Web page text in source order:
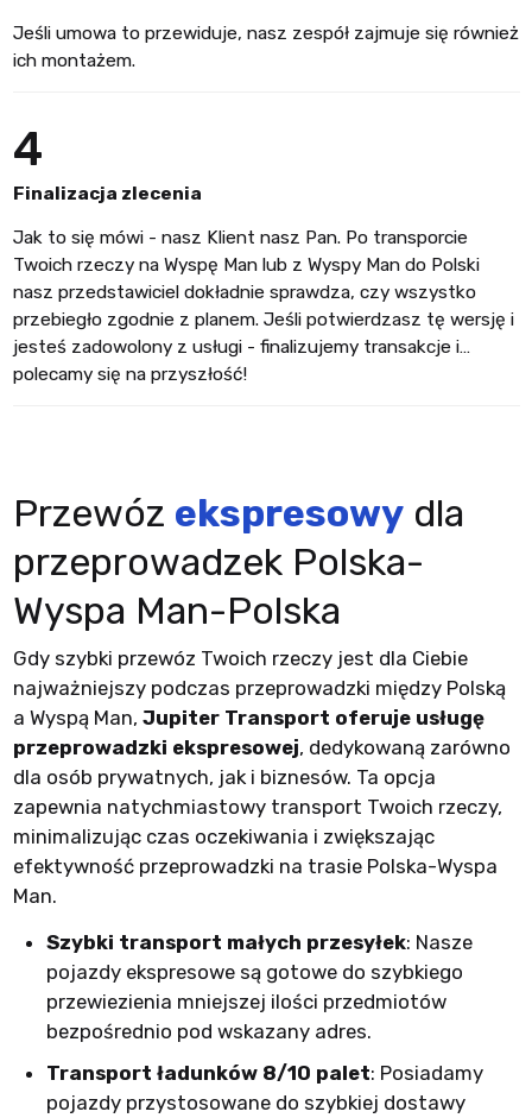
Jeśli umowa to przewiduje, nasz zespół zajmuje się również
ich montażem.
4
Finalizacja zlecenia
Jak to się mówi - nasz Klient nasz Pan. Po transporcie
Twoich rzeczy na Wyspę Man lub z Wyspy Man do Polski
nasz przedstawiciel dokładnie sprawdza, czy wszystko
przebiegło zgodnie z planem. Jeśli potwierdzasz tę wersję i
jesteś zadowolony z usługi - finalizujemy transakcje i…
polecamy się na przyszłość!
Przewóz ekspresowydla
przeprowadzek Polska-
Wyspa Man-Polska
Gdy szybki przewóz Twoich rzeczy jest dla Ciebie
najważniejszy podczas przeprowadzki między Polską
a Wyspą Man, Jupiter Transport oferuje usługę
przeprowadzki ekspresowej, dedykowaną zarówno
dla osób prywatnych, jak i biznesów. Ta opcja
zapewnia natychmiastowy transport Twoich rzeczy,
minimalizując czas oczekiwania i zwiększając
efektywność przeprowadzki na trasie Polska-Wyspa
Man.
Szybki transport małych przesyłek: Nasze
pojazdy ekspresowe są gotowe do szybkiego
przewiezienia mniejszej ilości przedmiotów
bezpośrednio pod wskazany adres.
Transport ładunków 8/10 palet: Posiadamy
pojazdy przystosowane do szybkiej dostawy